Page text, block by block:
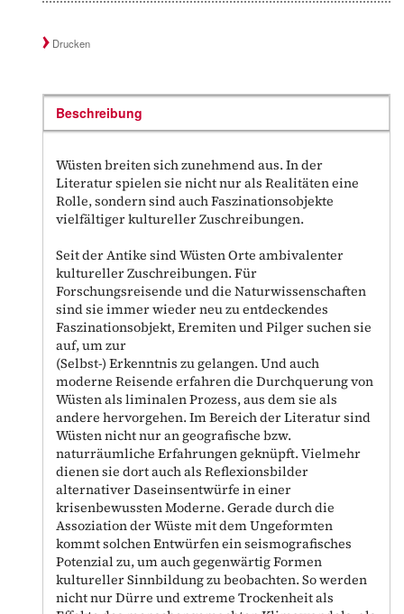
Drucken
Beschreibung
Wüsten breiten sich zunehmend aus. In der
Literatur spielen sie nicht nur als Realitäten eine
Rolle, sondern sind auch Faszinationsobjekte
vielfältiger kultureller Zuschreibungen.
Seit der Antike sind Wüsten Orte ambivalenter
kultureller Zuschreibungen. Für
Forschungsreisende und die Naturwissenschaften
sind sie immer wieder neu zu entdeckendes
Faszinationsobjekt, Eremiten und Pilger suchen sie
auf, um zur
(Selbst-) Erkenntnis zu gelangen. Und auch
moderne Reisende erfahren die Durchquerung von
Wüsten als liminalen Prozess, aus dem sie als
andere hervorgehen. Im Bereich der Literatur sind
Wüsten nicht nur an geografische bzw.
naturräumliche Erfahrungen geknüpft. Vielmehr
dienen sie dort auch als Reflexionsbilder
alternativer Daseinsentwürfe in einer
krisenbewussten Moderne. Gerade durch die
Assoziation der Wüste mit dem Ungeformten
kommt solchen Entwürfen ein seismografisches
Potenzial zu, um auch gegenwärtig Formen
kultureller Sinnbildung zu beobachten. So werden
nicht nur Dürre und extreme Trockenheit als